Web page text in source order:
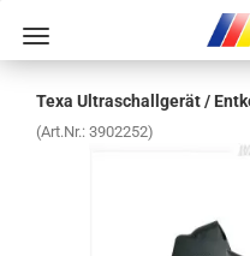
Texa Ul­tra­schall­ge­rät /
(Art.Nr.: 3902252)